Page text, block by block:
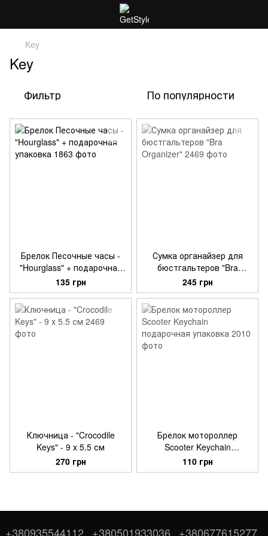
Key
Key
Фильтр По популярности
Брелок Песочные часы -
"Hourglass" + подарочная
упаковка
135 грн
Сумка органайзер для
бюстгальтеров "Bra
Organizer"
245 грн
Ключница - "Crocodile
Keys" - 9 х 5.5 см
270 грн
Брелок мотороллер
Scooter Keychain
подарочная упаковка
110 грн
+380935544112 +380501933036 +380677615277